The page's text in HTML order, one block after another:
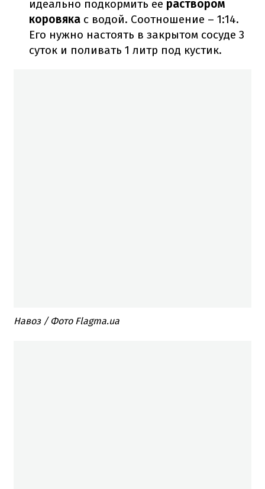
идеально подкормить ее раствором
коровяка с водой. Соотношение – 1:14.
Его нужно настоять в закрытом сосуде 3
суток и поливать 1 литр под кустик.
Навоз / Фото Flagma.ua